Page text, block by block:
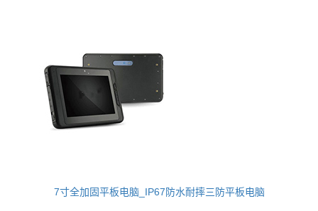
7寸全加固平板电脑_IP67防水耐摔三防平板电脑